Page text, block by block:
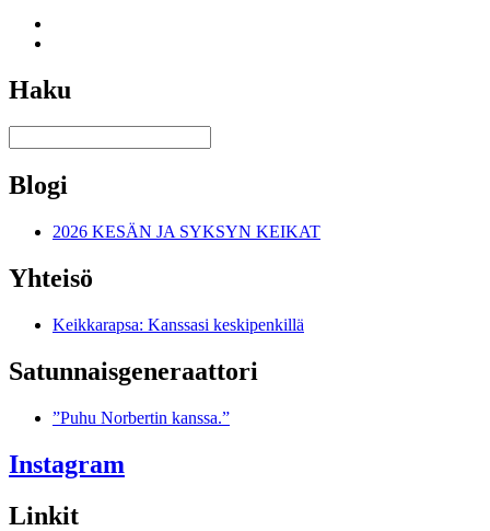
Haku
Blogi
2026 KESÄN JA SYKSYN KEIKAT
Yhteisö
Keikkarapsa: Kanssasi keskipenkillä
Satunnais­generaattori
”Puhu Norbertin kanssa.”
Instagram
Linkit